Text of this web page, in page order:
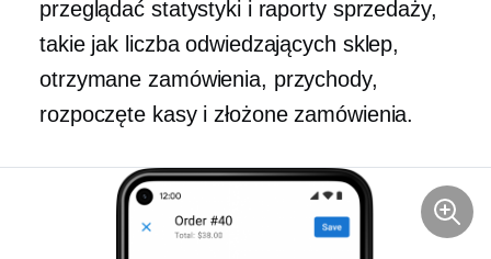
przeglądać statystyki i raporty sprzedaży,
takie jak liczba odwiedzających sklep,
otrzymane zamówienia, przychody,
rozpoczęte kasy i złożone zamówienia.